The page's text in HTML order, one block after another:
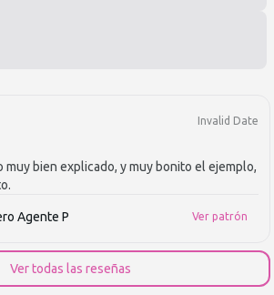
Invalid Date
muy bien explicado, y muy bonito el ejemplo,
Agente P Ver patrón
Ver todas las reseñas